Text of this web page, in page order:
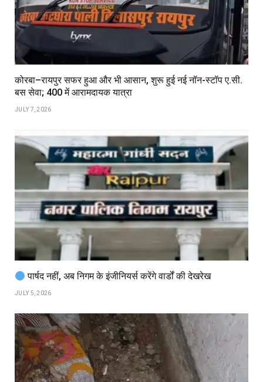
कोरबा–रायपुर सफर हुआ और भी आसान, शुरू हुई नई नॉन-स्टॉप ए.सी.
बस सेवा; ₹400 में आरामदायक यात्रा
JULY 7, 2026
पार्षद नहीं, अब निगम के इंजीनियर्स करेंगे वार्डों की देखरेख
JULY 5, 2026